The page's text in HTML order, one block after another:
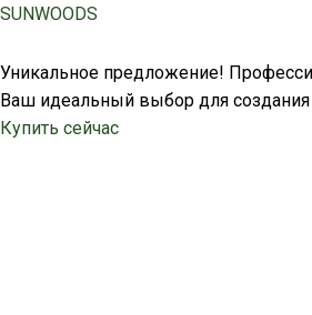
Перейти
содержимому
SUNWOODS
Уникальное предложение!
Ваш идеальный выбор для создания
Купить сейчас